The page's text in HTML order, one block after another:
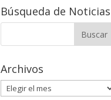
Búsqueda de Noticias
Archivos
Archivos